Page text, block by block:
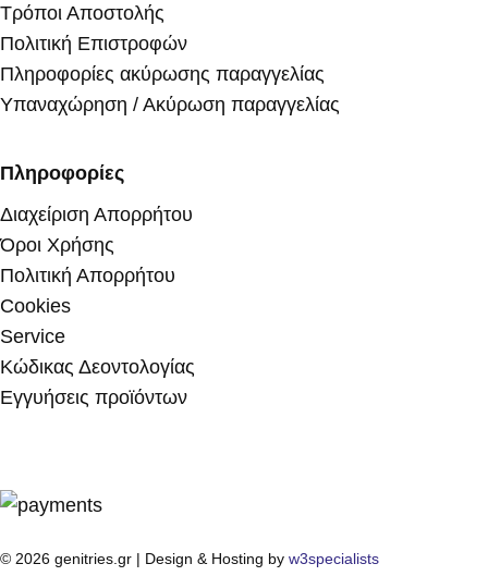
Τρόποι Αποστολής
Πολιτική Επιστροφών
Πληροφορίες ακύρωσης παραγγελίας
Υπαναχώρηση / Ακύρωση παραγγελίας
Πληροφορίες
Διαχείριση Απορρήτου
Όροι Χρήσης
Πολιτική Απορρήτου
Cookies
Service
Κώδικας Δεοντολογίας
Εγγυήσεις προϊόντων
© 2026 genitries.gr | Design & Hosting by w3specialists